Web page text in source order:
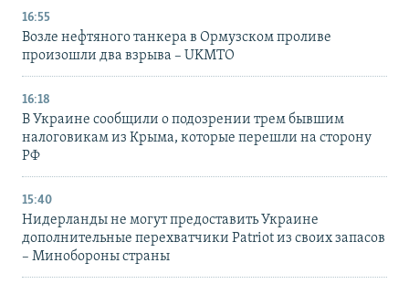
16:55
Возле нефтяного танкера в Ормузском проливе
произошли два взрыва – UKMTO
16:18
В Украине сообщили о подозрении трем бывшим
налоговикам из Крыма, которые перешли на сторону
РФ
15:40
Нидерланды не могут предоставить Украине
дополнительные перехватчики Patriot из своих запасов
– Минобороны страны